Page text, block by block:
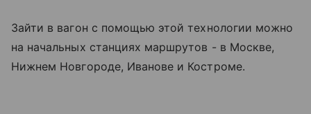
Зайти в вагон с помощью этой технологии можно
на начальных станциях маршрутов - в Москве,
Нижнем Новгороде, Иванове и Костроме.